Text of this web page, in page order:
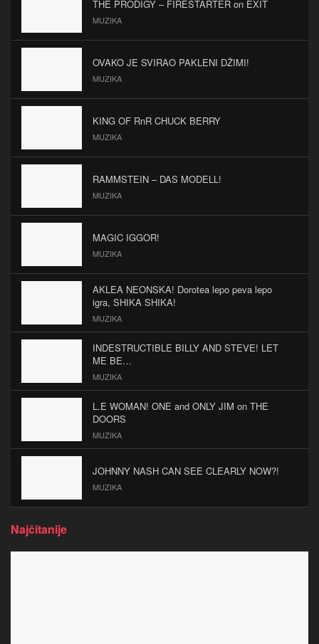
THE PRODIGY – FIRESTARTER on EXIT
MUZIKA
OVAKO JE SVIRAO PAKLENI DŽIMI!
MUZIKA
KING OF RnR CHUCK BERRY
MUZIKA
RAMMSTEIN – DAS MODELL!
MUZIKA
MAGIC IGGOR!
MUZIKA
AKLEA NEONSKA! Dorotea lepo peva lepo
igra, SHIKA SHIKA!
MUZIKA
INDESTRUCTIBLE BILLY AND STEVE! LET
ME BE…
MUZIKA
L.E WOMAN! ONE and ONLY JIM on THE
DOORS
MUZIKA
JOHNNY NASH CAN SEE CLEARLY NOW?!
MUZIKA
Najčitanije